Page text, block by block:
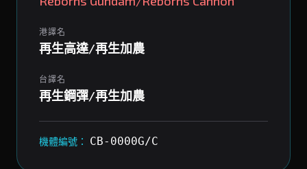
港譯名
再生高達/再生加農
台譯名
再生鋼彈/再生加農
機體編號： CB-0000G/C